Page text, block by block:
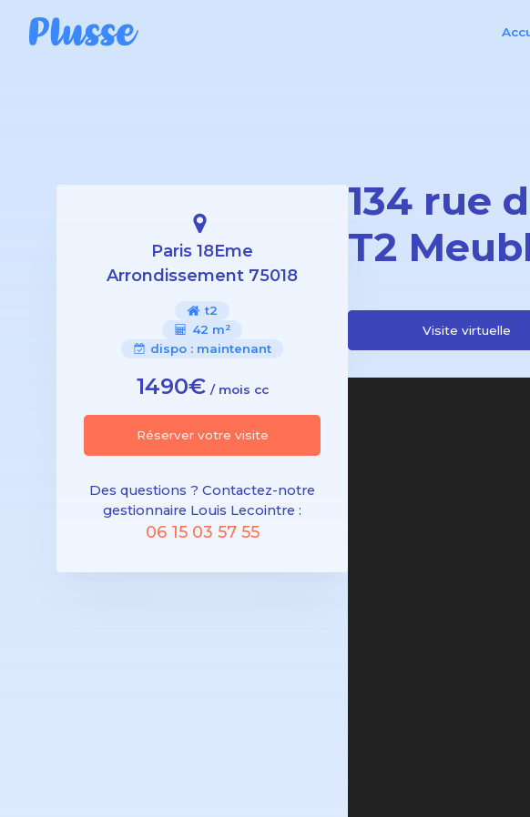
Paris 18Eme
Arrondissement 75018
t2
42 m²
dispo : maintenant
1490€ / mois cc
Réserver votre visite
Des questions ? Contactez-notre
gestionnaire Louis Lecointre :
06 15 03 57 55
134 rue
T2
Visite virtuelle